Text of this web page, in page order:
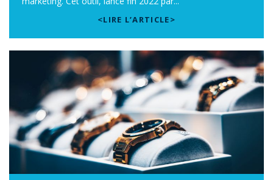
<LIRE L’ARTICLE>